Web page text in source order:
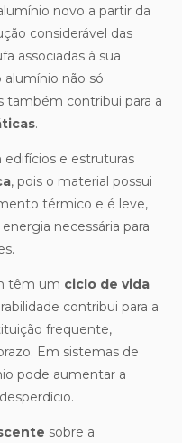
novo a partir da
considerável das
associadas à sua
alumínio não só
também contribui para a
.
e estruturas
, pois o material possui
térmico e é leve,
necessária para
têm um ciclo de vida
contribui para a
frequente,
Em sistemas de
pode aumentar a
sobre a